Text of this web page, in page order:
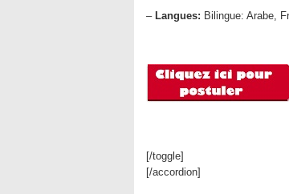
– Langues: Bilingue: Arabe,
[/toggle]
[/accordion]